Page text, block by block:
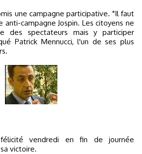
une campagne participative. "Il faut
anti-campagne Jospin. Les citoyens ne
des spectateurs mais y participer
Patrick Mennucci, l'un de ses plus
victoire.